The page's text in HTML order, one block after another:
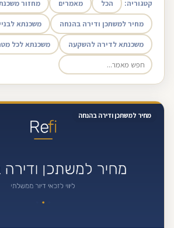
קטגוריה: הכל מאמרים מחזור
מחיר למשתכן ודירה בהנחה משכנתא
משכנתא לדירה להשקעה משכנתא לכל
מחיר למשתכן ודירה בהנחה